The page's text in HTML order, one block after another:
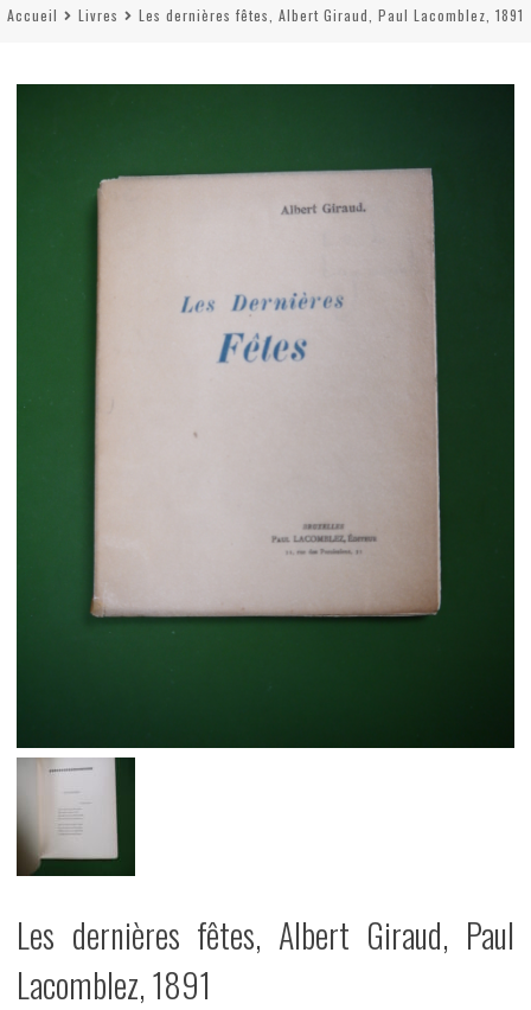
Accueil Livres Les dernières fêtes, Albert Giraud, Paul Lacomblez, 1891
Les dernières fêtes, Albert Giraud, Paul
Lacomblez, 1891